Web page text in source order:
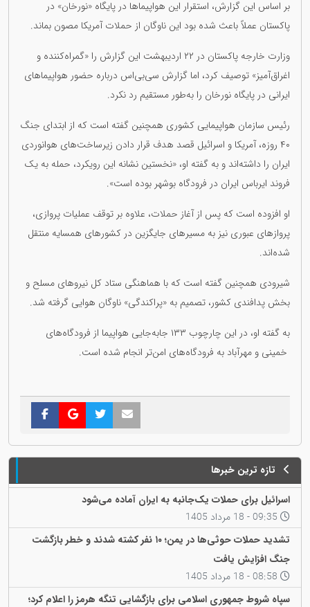
بر اساس این گزارش، استقرار این هواپیماها در پایگاه «نورخان» در
پاکستان عملاً باعث شده بود این ناوگان از حملات آمریکا مصون بماند.
وزارت خارجه پاکستان در ۲۲ اردیبهشت این گزارش را «گمراه‌کننده و
اغراق‌آمیز» توصیف کرد، اما گزارش سی‌بی‌اس درباره حضور هواپیماهای
ایرانی در پایگاه نورخان را به‌طور مستقیم رد نکرد.
رئیس سازمان هواپیمایی کشوری همچنین گفته است که از ابتدای جنگ
۴۰ روزه، آمریکا و اسرائیل قصد هدف قرار دادن زیرساخت‌های هوانوردی
ایران را داشته‌اند و به گفته او، «نخستین نشانه این رویکرد، حمله به یک
فروند ایرباس ایران در فرودگاه بوشهر بوده است».
او افزوده است که پس از آغاز حملات، علاوه بر توقف عملیات پروازی،
پروازهای عبوری نیز به مسیرهای جایگزین در کشورهای همسایه منتقل
شده‌اند.
شیرودی همچنین گفته است که با هماهنگی ستاد کل نیروهای مسلح و
بخش پدافندی کشور، تصمیم به «پراکندگی» ناوگان هوایی گرفته شد.
به گفته او، در این چارچوب ۱۳۳ جابه‌جایی هواپیما از فرودگاه‌های
خمینی و مهرآباد به فرودگاه‌های امن‌تر انجام شده است.
تازه ترین خبرها
اسرائیل برای حملات یک‌جانبه به ایران آماده می‌شود
تشدید حملات حوثی‌ها در یمن؛ ۱۰ نفر کشته شدند و خطر بازگشت
جنگ افزایش یافت
سپاه شروط جمهوری اسلامی برای بازگشایی تنگه هرمز را اعلام کرد؛